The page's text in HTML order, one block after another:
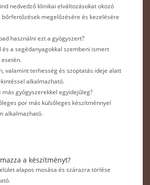
nedvedző klinikai elváltozásokat okozó
megelőzésére és kezelésére
használni ezt a gyógyszert?
és a segédanyagokkal szembeni ismert
valamint terhesség és szoptatás ideje alatt
alkalmazható.
gyógyszerekkel egyidejűleg?
por más külsőleges készítménnyel
alkalmazható.
a készítményt?
alapos mosása és szárazra törlése